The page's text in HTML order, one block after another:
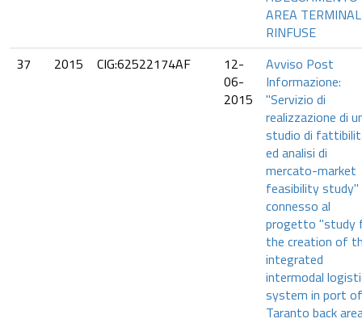
AREA TERMINAL
RINFUSE
37
2015 CIG:62522174AF
12-
06-
2015
Avviso Post
Informazione:
"Servizio di
realizzazione di
studio di
ed analisi di
mercato-market
feasibility study"
connesso al
progetto "study
the creation of
integrated
intermodal
system in port of
Taranto back